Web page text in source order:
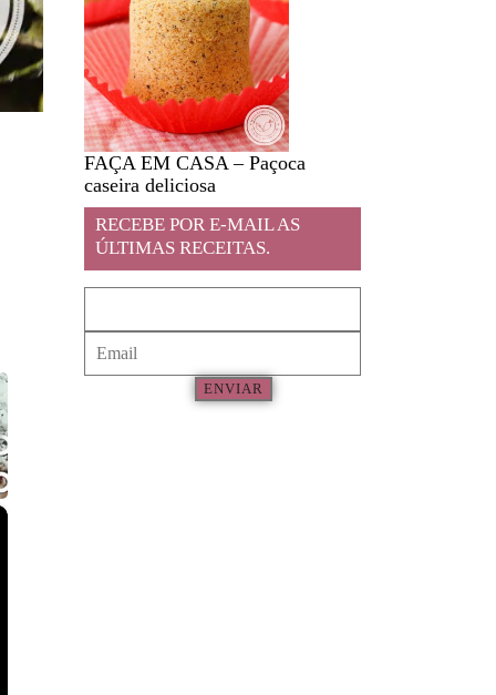
FAÇA EM CASA – Paçoca
caseira deliciosa
RECEBE POR E-MAIL AS
ÚLTIMAS RECEITAS.
ENVIAR